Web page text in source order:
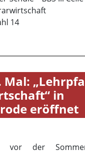
in
eröffnet
vor der
Meier
Land e.V.
der Kirchwiese
Treffpunkt wird
aus Mascherodes